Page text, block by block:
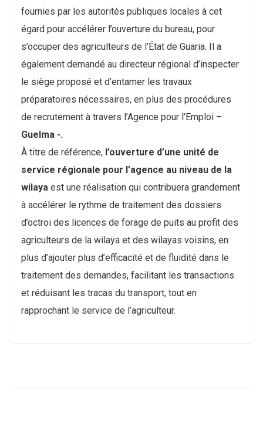
fournies par les autorités publiques locales à cet
égard pour accélérer l’ouverture du bureau, pour
s’occuper des agriculteurs de l’État de Guaria. Il a
également demandé au directeur régional d’inspecter
le siège proposé et d’entamer les travaux
préparatoires nécessaires, en plus des procédures
de recrutement à travers l’Agence pour l’Emploi –
Guelma -.
À titre de référence, l’ouverture d’une unité de
service régionale pour l’agence au niveau de la
wilaya est une réalisation qui contribuera grandement
à accélérer le rythme de traitement des dossiers
d’octroi des licences de forage de puits au profit des
agriculteurs de la wilaya et des wilayas voisins, en
plus d’ajouter plus d’efficacité et de fluidité dans le
traitement des demandes, facilitant les transactions
et réduisant les tracas du transport, tout en
rapprochant le service de l’agriculteur.